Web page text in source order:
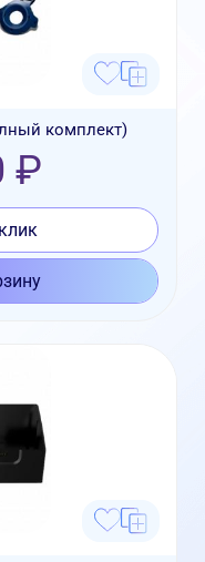
комплект)
₽